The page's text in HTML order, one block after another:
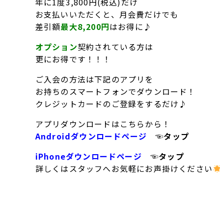
お支払いいただくと、月会費だけでも
差引額最大8,200円はお得に♪
オプション契約されている方は
更にお得です！！！
ご入会の方法は下記のアプリを
お持ちのスマートフォンでダウンロード！
クレジットカードのご登録をするだけ♪
アプリダウンロードはこちらから！
Androidダウンロードページ ☜タップ
iPhoneダウンロードページ ☜タップ
詳しくはスタッフへお気軽にお声掛けください